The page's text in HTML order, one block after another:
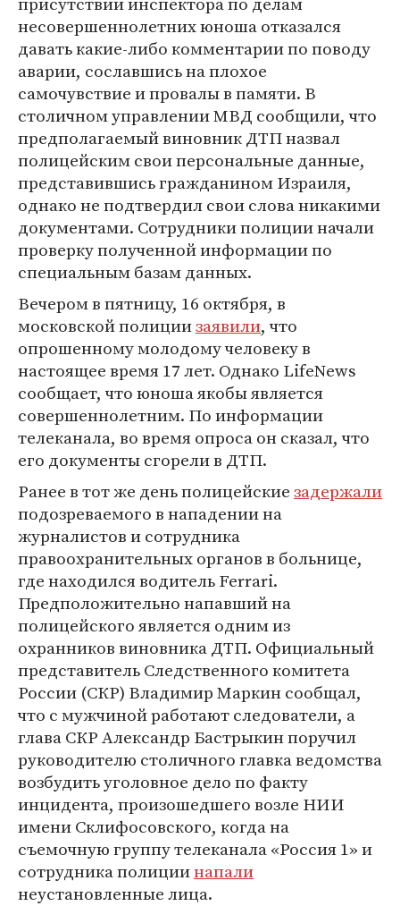
несовершеннолетних юноша отказался
давать какие-либо комментарии по поводу
аварии, сославшись на плохое
самочувствие и провалы в памяти. В
столичном управлении МВД сообщили, что
предполагаемый виновник ДТП назвал
полицейским свои персональные данные,
представившись гражданином Израиля,
однако не подтвердил свои слова никакими
документами. Сотрудники полиции начали
проверку полученной информации по
специальным базам данных.
Вечером в пятницу, 16 октября, в
московской полициизаявили, что
опрошенному молодому человеку в
настоящее время 17 лет. Однако LifeNews
сообщает, что юноша якобы является
совершеннолетним. По информации
телеканала, во время опроса он сказал, что
его документы сгорели в ДТП.
Ранее в тот же день полицейскиезадержали
подозреваемого в нападении на
журналистов и сотрудника
правоохранительных органов в больнице,
где находился водитель Ferrari.
Предположительно напавший на
полицейского является одним из
охранников виновника ДТП. Официальный
представитель Следственного комитета
России (СКР) Владимир Маркин сообщал,
что с мужчиной работают следователи, а
глава СКР Александр Бастрыкин поручил
руководителю столичного главка ведомства
возбудить уголовное дело по факту
инцидента, произошедшего возле НИИ
имени Склифосовского, когда на
съемочную группу телеканала «Россия 1» и
сотрудника полициинапали
неустановленные лица.